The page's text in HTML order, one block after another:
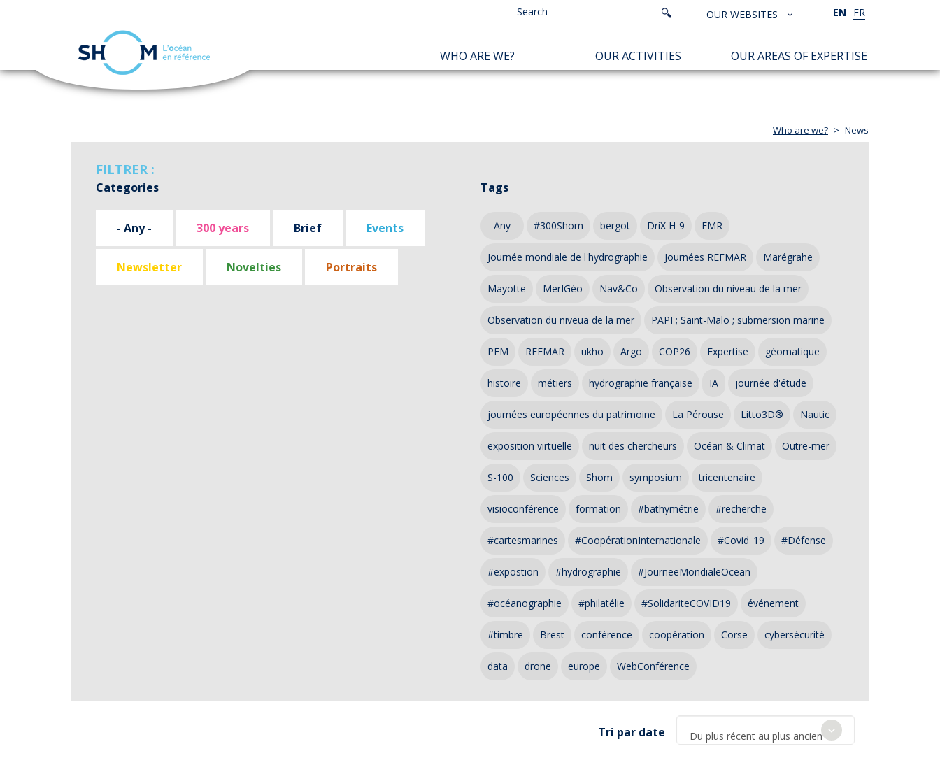
Skip
EN FR
TOUS
NOS
SITES
OUR WEBSITES
Search
Search
NAVIGATION
PRINCIPALE
WHO ARE WE? OUR ACTIVITIES OUR AREAS OF EXPERTISE
Who are we? News
FILTRER :
Categories
- Any - 300 years Brief Events
Newsletter Novelties Portraits
Tags
- Any - #300Shom bergot DriX H-9 EMR
Journée mondiale de l'hydrographie Journées REFMAR Marégrahe
Mayotte MerIGéo Nav&Co Observation du niveau de la mer
Observation du niveua de la mer PAPI ; Saint-Malo ; submersion marine
PEM REFMAR ukho Argo COP26 Expertise géomatique
histoire métiers hydrographie française IA journée d'étude
journées européennes du patrimoine La Pérouse Litto3D® Nautic
exposition virtuelle nuit des chercheurs Océan & Climat Outre-mer
S-100 Sciences Shom symposium tricentenaire
visioconférence formation #bathymétrie #recherche
#cartesmarines #CoopérationInternationale #Covid_19 #Défense
#expostion #hydrographie #JourneeMondialeOcean
#océanographie #philatélie #SolidariteCOVID19 événement
#timbre Brest conférence coopération Corse cybersécurité
data drone europe WebConférence
Tri par date Du plus récent au plus ancien